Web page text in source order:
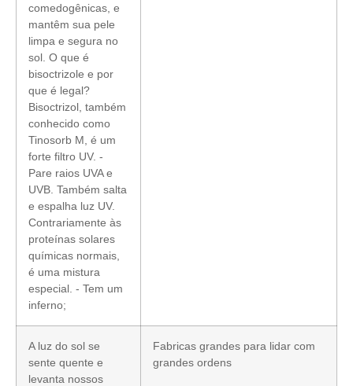
comedogênicas, e
mantêm sua pele
limpa e segura no
sol. O que é
bisoctrizole e por
que é legal?
Bisoctrizol, também
conhecido como
Tinosorb M, é um
forte filtro UV. -
Pare raios UVA e
UVB. Também salta
e espalha luz UV.
Contrariamente às
proteínas solares
químicas normais,
é uma mistura
especial. - Tem um
inferno;
A luz do sol se
sente quente e
levanta nossos
Fabricas grandes para lidar com
grandes ordens